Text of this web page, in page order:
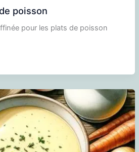
poisson
pour les plats de poisson